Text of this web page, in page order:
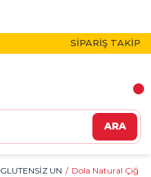
SİPARİŞ TAKİP
ARA
GLUTENSİZ UN Dola Natural Çiğ